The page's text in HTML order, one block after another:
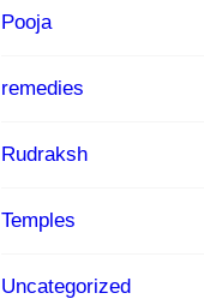
Pooja
remedies
Rudraksh
Temples
Uncategorized